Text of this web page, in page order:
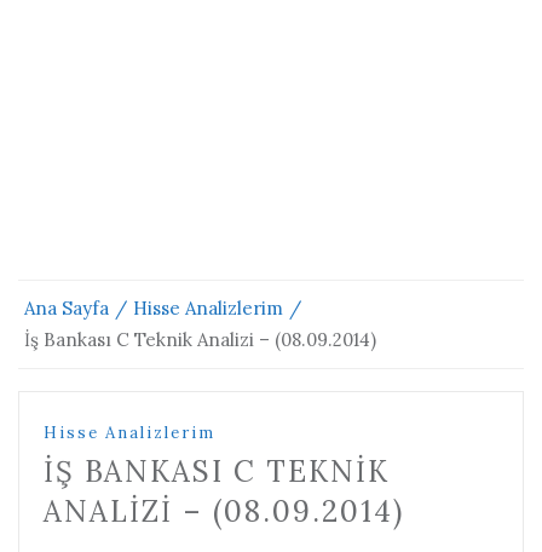
Ana Sayfa
Hisse Analizlerim
İş Bankası C Teknik Analizi – (08.09.2014)
Hisse Analizlerim
İŞ BANKASI C TEKNIK
ANALIZI – (08.09.2014)